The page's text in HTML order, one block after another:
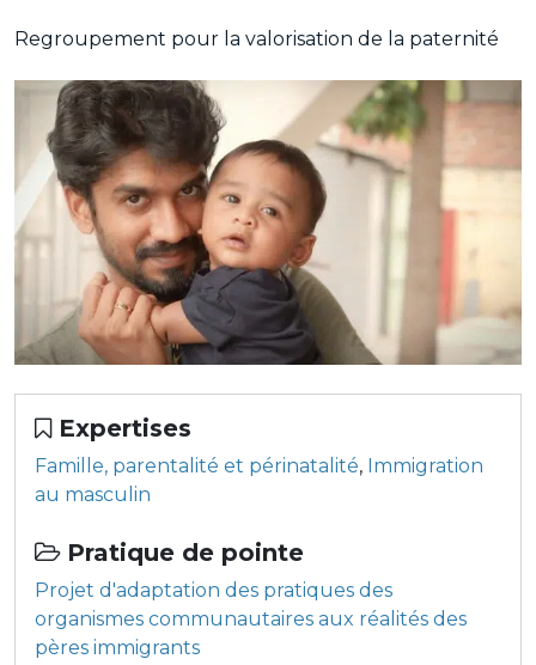
Regroupement pour la valorisation de la paternité
Expertises
Famille, parentalité et périnatalité, Immigration
au masculin
Pratique de pointe
Projet d'adaptation des pratiques des
organismes communautaires aux réalités des
pères immigrants